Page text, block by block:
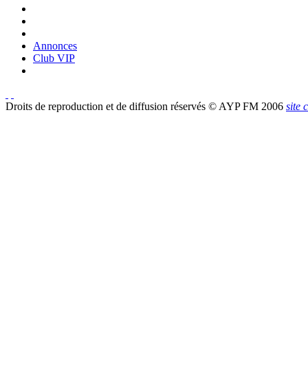
Annonces
Club VIP
Droits de reproduction et de diffusion réservés © AYP FM 2006 site